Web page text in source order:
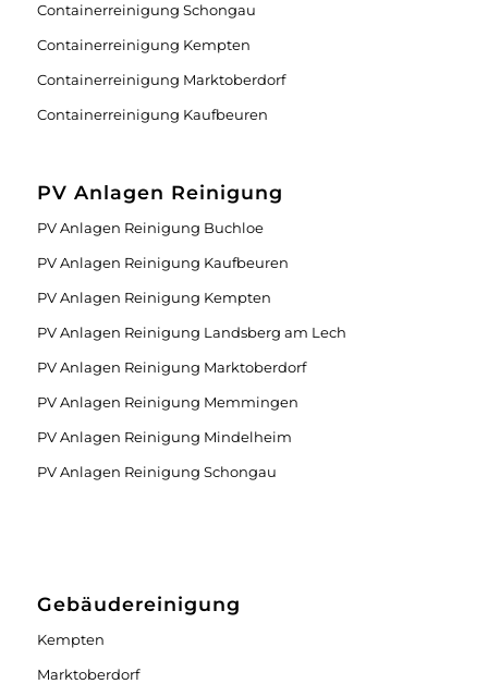
Containerreinigung Schongau
Containerreinigung Kempten
Containerreinigung Marktoberdorf
Containerreinigung Kaufbeuren
PV Anlagen Reinigung
PV Anlagen Reinigung Buchloe
PV Anlagen Reinigung Kaufbeuren
PV Anlagen Reinigung Kempten
PV Anlagen Reinigung Landsberg am Lech
PV Anlagen Reinigung Marktoberdorf
PV Anlagen Reinigung Memmingen
PV Anlagen Reinigung Mindelheim
PV Anlagen Reinigung Schongau
Gebäudereinigung
Kempten
Marktoberdorf